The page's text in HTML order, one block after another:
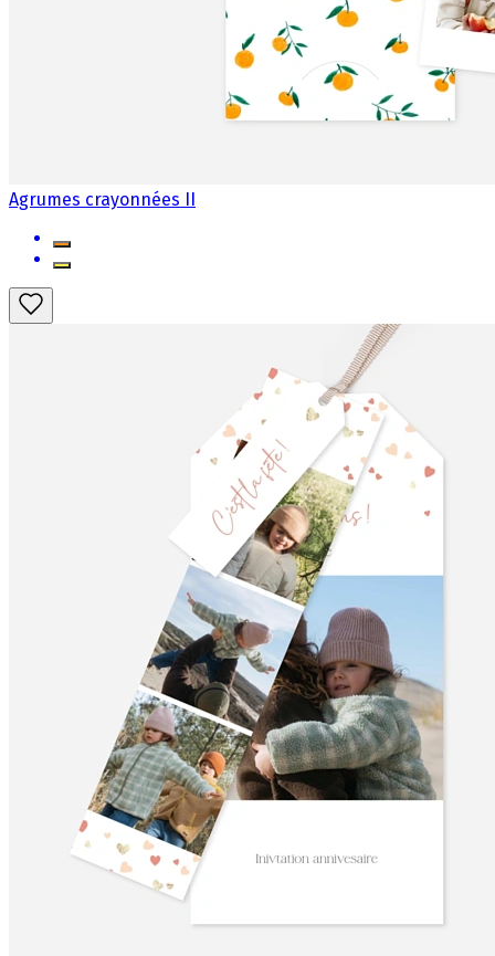
Agrumes crayonnées II